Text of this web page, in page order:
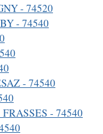
- 74520
- 74540
- 74540
- 74540